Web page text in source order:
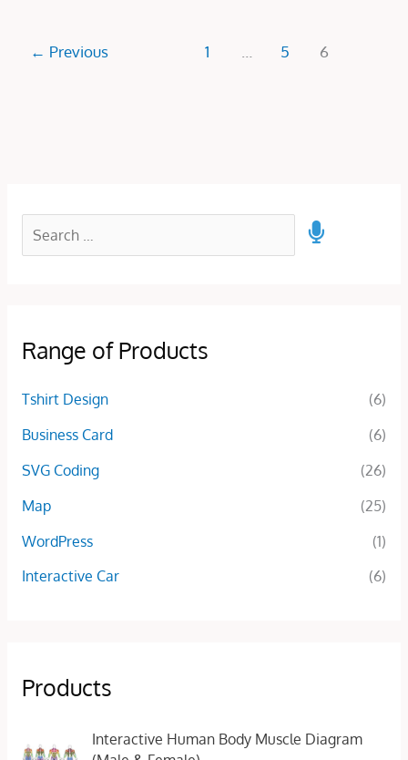
← Previous 1 5 6
Range of Products
Tshirt Design
(6)
Business Card
(6)
SVG Coding
(26)
Map
(25)
WordPress
(1)
Interactive Car
(6)
Products
Interactive Human Body Muscle Diagram
O
r
u